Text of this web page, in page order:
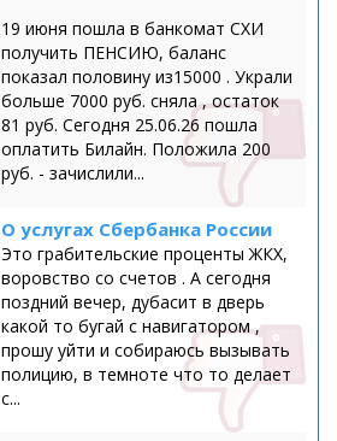
19 июня пошла в банкомат СХИ
получить ПЕНСИЮ, баланс
показал половину из15000 . Украли
больше 7000 руб. сняла , остаток
81 руб. Сегодня 25.06.26 пошла
оплатить Билайн. Положила 200
руб. - зачислили...
О услугах Сбербанка России
Это грабительские проценты ЖКХ,
воровство со счетов . А сегодня
поздний вечер, дубасит в дверь
какой то бугай с навигатором ,
прошу уйти и собираюсь вызывать
полицию, в темноте что то делает
с...